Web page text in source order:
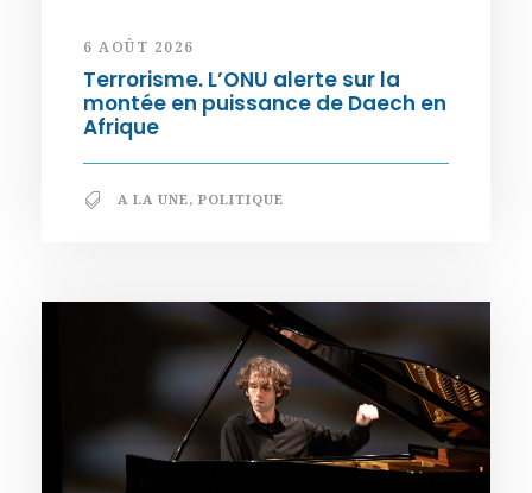
6 AOÛT 2026
Terrorisme. L’ONU alerte sur la
montée en puissance de Daech en
Afrique
A LA UNE, POLITIQUE